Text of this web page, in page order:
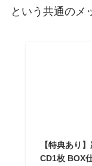
という共通のメ
【特典あり
CD1枚 BOX